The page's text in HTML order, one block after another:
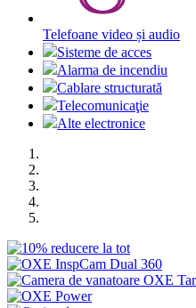
Telefoane video și audio
Sisteme de acces
Alarma de incendiu
Cablare structurată
Telecomunicaţie
Alte electronice